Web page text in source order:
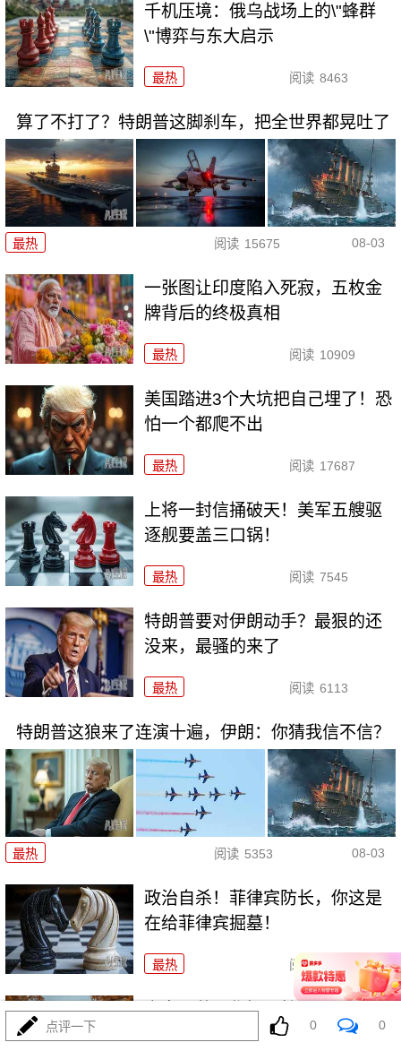
千机压境：俄乌战场上的\"蜂群
\"博弈与东大启示
最热 阅读 8463
算了不打了？特朗普这脚刹车，把全世界都晃吐了
最热 阅读 15675 08-03
一张图让印度陷入死寂，五枚金
牌背后的终极真相
最热 阅读 10909
美国踏进3个大坑把自己埋了！恐
怕一个都爬不出
最热 阅读 17687
上将一封信捅破天！美军五艘驱
逐舰要盖三口锅！
最热 阅读 7545
特朗普要对伊朗动手？最狠的还
没来，最骚的来了
最热 阅读 6113
特朗普这狼来了连演十遍，伊朗：你猜我信不信？
最热 阅读 5353 08-03
政治自杀！菲律宾防长，你这是
在给菲律宾掘墓！
最热 阅读 7111
高市早苗又作妖！特高课卷土重
来，日本三重困境
点评一下 0 0